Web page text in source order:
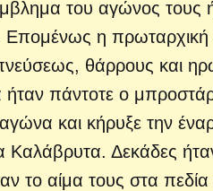
του αγώνος τους
Επομένως η πρωταρχική
θάρρους και
ήταν πάντοτε ο
και κήρυξε την
Δεκάδες ήταν
το αίμα τους στα